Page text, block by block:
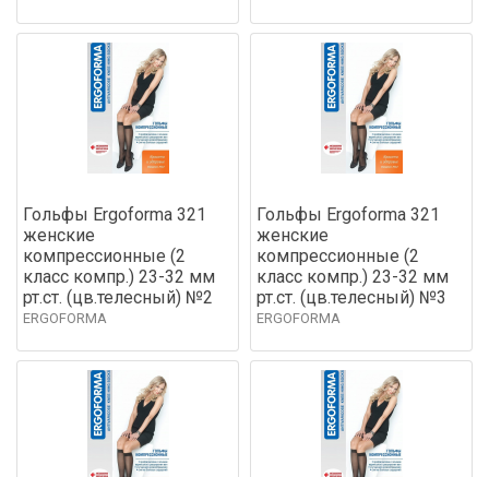
Гольфы Ergoforma 321
женские
компрессионные (2
класс компр.) 23-32 мм
рт.ст. (цв.телесный) №2
ERGOFORMA
Гольфы Ergoforma 321
женские
компрессионные (2
класс компр.) 23-32 мм
рт.ст. (цв.телесный) №3
ERGOFORMA